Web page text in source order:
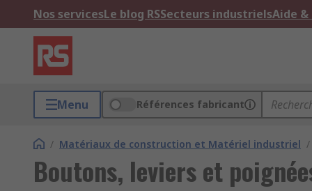
Nos servicesLe blog RSSecteurs industrielsAide
Menu Références fabricant
/ Matériaux de construction et Matériel industriel /
Boutons, leviers et